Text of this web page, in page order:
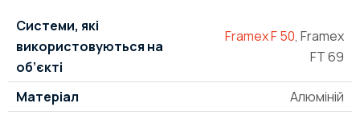
Системи, які
використовуються на
об’єкті
Framex F 50, Framex
FT 69
Матеріал Алюміній